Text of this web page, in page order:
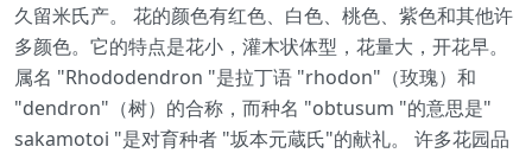
久留米氏产。 花的颜色有红色、白色、桃色、紫色和其他许
多颜色。它的特点是花小，灌木状体型，花量大，开花早。
属名 "Rhododendron "是拉丁语 "rhodon"（玫瑰）和
"dendron"（树）的合称，而种名 "obtusum "的意思是"
sakamotoi "是对育种者 "坂本元蔵氏"的献礼。 许多花园品